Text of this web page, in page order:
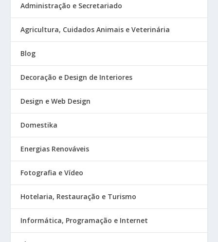
Administração e Secretariado
Agricultura, Cuidados Animais e Veterinária
Blog
Decoração e Design de Interiores
Design e Web Design
Domestika
Energias Renováveis
Fotografia e Vídeo
Hotelaria, Restauração e Turismo
Informática, Programação e Internet